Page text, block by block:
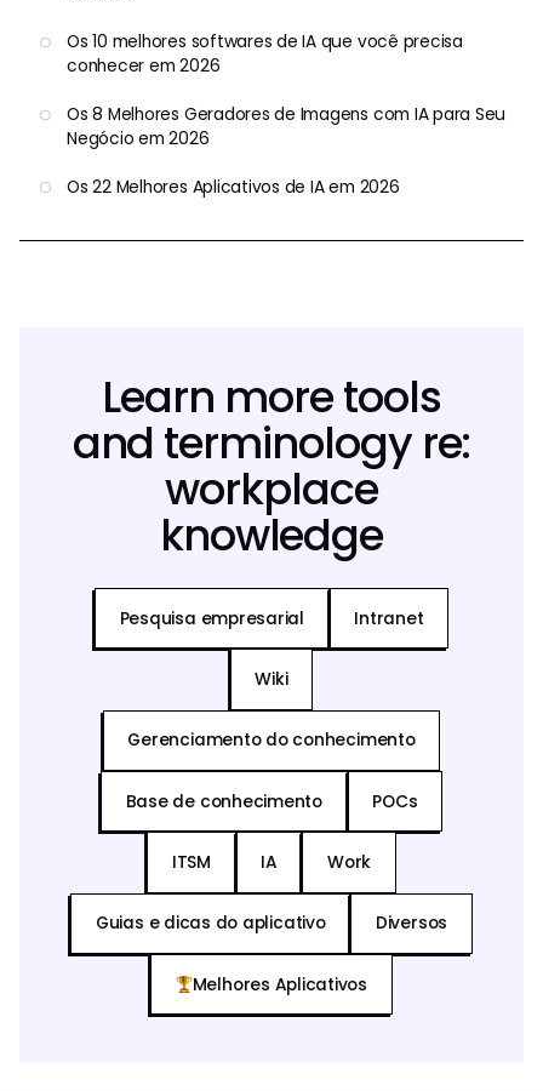
Os 10 melhores softwares de IA que você precisa
conhecer em 2026
Os 8 Melhores Geradores de Imagens com IA para Seu
Negócio em 2026
Os 22 Melhores Aplicativos de IA em 2026
Learn more tools
and terminology re:
workplace
knowledge
Pesquisa empresarial Intranet
Wiki
Gerenciamento do conhecimento
Base de conhecimento POCs
ITSM IA Work
Guias e dicas do aplicativo Diversos
Melhores Aplicativos